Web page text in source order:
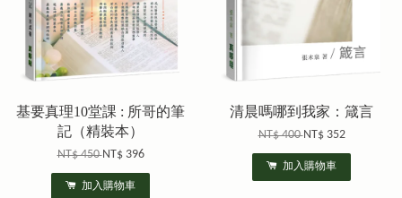
基要真理10堂課 : 所哥的筆
記（精裝本）
NT$ 450NT$ 396
加入購物車
清晨嗎哪到我家：箴言
NT$ 400NT$ 352
加入購物車